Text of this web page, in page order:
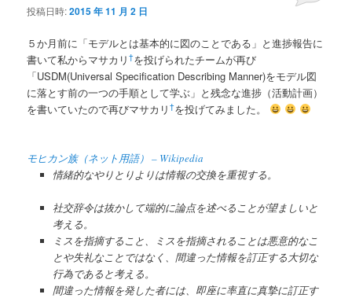
投稿日時:2015 年 11 月 2 日
５か月前に「モデルとは基本的に図のことである」と進捗報告に
書いて私からマサカリ†を投げられたチームが再び
「USDM(Universal Specification Describing Manner)をモデル図
に落とす前の一つの手順として学ぶ」と残念な進捗（活動計画）
を書いていたので再びマサカリ†を投げてみました。
モヒカン族（ネット用語） – Wikipedia
情緒的なやりとりよりは情報の交換を重視する。
社交辞令は抜かして端的に論点を述べることが望ましいと
考える。
ミスを指摘すること、ミスを指摘されることは悪意的なこ
とや失礼なことではなく、間違った情報を訂正する大切な
行為であると考える。
間違った情報を発した者には、即座に率直に真摯に訂正す